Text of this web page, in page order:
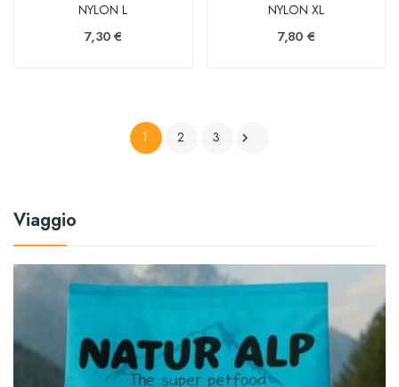
Viaggio
NYLON L
7,30 €
NYLON XL
7,80 €
1 2 3 